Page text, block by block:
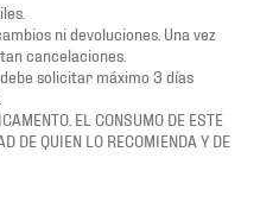
ni devoluciones. Una vez
cancelaciones.
solicitar máximo 3 días
EL CONSUMO DE ESTE
DE QUIEN LO RECOMIENDA Y DE